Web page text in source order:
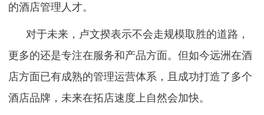
的酒店管理人才。
对于未来，卢文揆表示不会走规模取胜的道路，
更多的还是专注在服务和产品方面。但如今远洲在酒
店方面已有成熟的管理运营体系，且成功打造了多个
酒店品牌，未来在拓店速度上自然会加快。